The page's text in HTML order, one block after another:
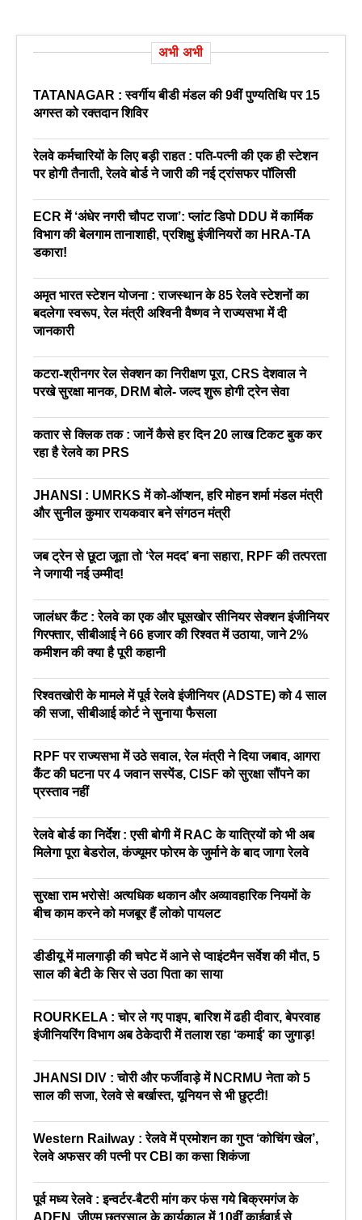
अभी अभी
TATANAGAR : स्वर्गीय बीडी मंडल की 9वीं पुण्यतिथि पर 15
अगस्त को रक्तदान शिविर
रेलवे कर्मचारियों के लिए बड़ी राहत : पति-पत्नी की एक ही स्टेशन
पर होगी तैनाती, रेलवे बोर्ड ने जारी की नई ट्रांसफर पॉलिसी
ECR में ‘अंधेर नगरी चौपट राजा’: प्लांट डिपो DDU में कार्मिक
विभाग की बेलगाम तानाशाही, प्रशिक्षु इंजीनियरों का HRA-TA
डकारा!
अमृत भारत स्टेशन योजना : राजस्थान के 85 रेलवे स्टेशनों का
बदलेगा स्वरूप, रेल मंत्री अश्विनी वैष्णव ने राज्यसभा में दी
जानकारी
कटरा-श्रीनगर रेल सेक्शन का निरीक्षण पूरा, CRS देशवाल ने
परखे सुरक्षा मानक, DRM बोले- जल्द शुरू होगी ट्रेन सेवा
कतार से क्लिक तक : जानें कैसे हर दिन 20 लाख टिकट बुक कर
रहा है रेलवे का PRS
JHANSI : UMRKS में को-ऑप्शन, हरि मोहन शर्मा मंडल मंत्री
और सुनील कुमार रायकवार बने संगठन मंत्री
जब ट्रेन से छूटा जूता तो ‘रेल मदद’ बना सहारा, RPF की तत्परता
ने जगायी नई उम्मीद!
जालंधर कैंट : रेलवे का एक और घूसखोर सीनियर सेक्शन इंजीनियर
गिरफ्तार, सीबीआई ने 66 हजार की रिश्वत में उठाया, जाने 2%
कमीशन की क्या है पूरी कहानी
रिश्वतखोरी के मामले में पूर्व रेलवे इंजीनियर (ADSTE) को 4 साल
की सजा, सीबीआई कोर्ट ने सुनाया फैसला
RPF पर राज्यसभा में उठे सवाल, रेल मंत्री ने दिया जबाव, आगरा
कैंट की घटना पर 4 जवान सस्पेंड, CISF को सुरक्षा सौंपने का
प्रस्ताव नहीं
रेलवे बोर्ड का निर्देश : एसी बोगी में RAC के यात्रियों को भी अब
मिलेगा पूरा बेडरोल, कंज्यूमर फोरम के जुर्माने के बाद जागा रेलवे
सुरक्षा राम भरोसे! अत्यधिक थकान और अव्यावहारिक नियमों के
बीच काम करने को मजबूर हैं लोको पायलट
डीडीयू में मालगाड़ी की चपेट में आने से प्वाइंटमैन सर्वेश की मौत, 5
साल की बेटी के सिर से उठा पिता का साया
ROURKELA : चोर ले गए पाइप, बारिश में ढही दीवार, बेपरवाह
इंजीनियरिंग विभाग अब ठेकेदारी में तलाश रहा ‘कमाई’ का जुगाड़!
JHANSI DIV : चोरी और फर्जीवाड़े में NCRMU नेता को 5
साल की सजा, रेलवे से बर्खास्त, यूनियन से भी छुट्टी!
Western Railway : रेलवे में प्रमोशन का गुप्त ‘कोचिंग खेल’,
रेलवे अफसर की पत्नी पर CBI का कसा शिकंजा
पूर्व मध्य रेलवे : इन्वर्टर-बैटरी मांग कर फंस गये बिक्रमगंज के
ADEN, जीएम छत्रसाल के कार्यकाल में 10वीं काईवाई से